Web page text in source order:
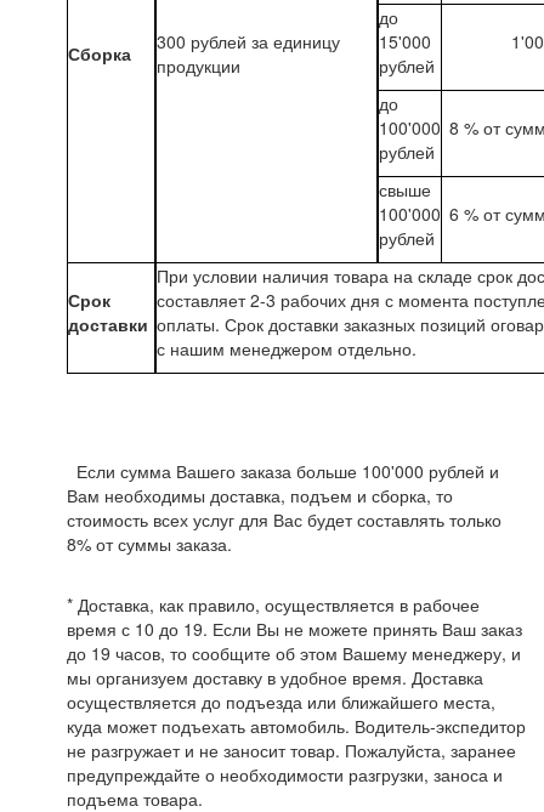
Сборка
300 рублей за единицу
продукции
до
15'000
рублей
до
100'000
рублей
8 % от
свыше
100'000
рублей
6 % от
Срок
доставки
При условии наличия товара на складе срок
составляет 2-3 рабочих дня с момента
оплаты. Срок доставки заказных позиций
с нашим менеджером отдельно.
Если сумма Вашего заказа больше 100'000 рублей и
Вам необходимы доставка, подъем и сборка, то
стоимость всех услуг для Вас будет составлять только
8% от суммы заказа.
* Доставка, как правило, осуществляется в рабочее
время с 10 до 19. Если Вы не можете принять Ваш заказ
до 19 часов, то сообщите об этом Вашему менеджеру, и
мы организуем доставку в удобное время. Доставка
осуществляется до подъезда или ближайшего места,
куда может подъехать автомобиль. Водитель-экспедитор
не разгружает и не заносит товар. Пожалуйста, заранее
предупреждайте о необходимости разгрузки, заноса и
подъема товара.